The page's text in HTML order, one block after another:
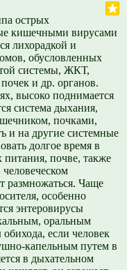
острых
кишечными вирусами
лихорадкой и
обусловленных
системы, ЖКТ,
и др. органов.
высоко поднимается
система дыхания,
почками,
и на другие системные
долгое время в
почве, также
размножаться. Чаще
особенно
энтеровирусы
оральным
если человек
капельным путем в
в дыхательном